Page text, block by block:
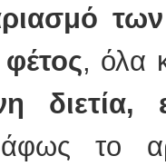
, όλα
το